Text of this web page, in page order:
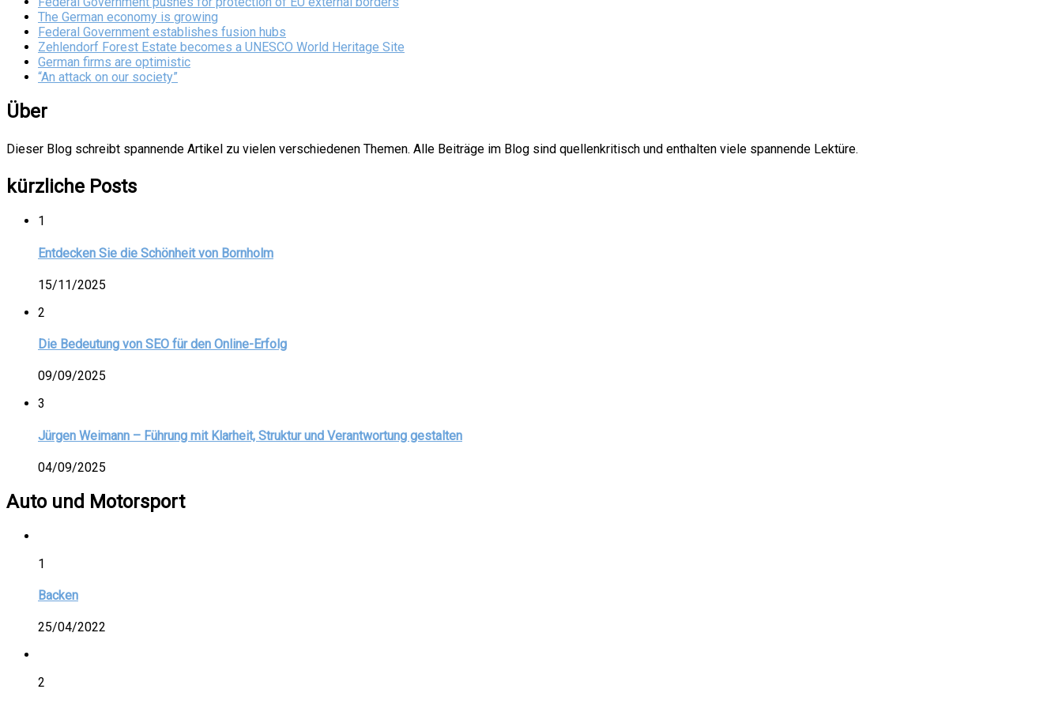
The German economy is growing
Federal Government establishes fusion hubs
Zehlendorf Forest Estate becomes a UNESCO World Heritage Site
German firms are optimistic
“An attack on our society”
Über
Dieser Blog schreibt spannende Artikel zu vielen verschiedenen Themen. Alle Beiträge im Blog sind quellenkritisch und enthalten viele spannende Lektüre.
kürzliche Posts
1
Entdecken Sie die Schönheit von Bornholm
15/11/2025
2
Die Bedeutung von SEO für den Online-Erfolg
09/09/2025
3
Jürgen Weimann – Führung mit Klarheit, Struktur und Verantwortung gestalten
04/09/2025
Auto und Motorsport
1
Backen
25/04/2022
2